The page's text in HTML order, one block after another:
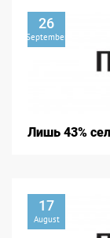
26
September
Лишь 43%
17
August